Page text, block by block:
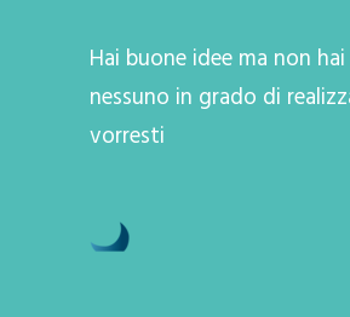
Hai buone idee ma non
nessuno in grado di
vorresti